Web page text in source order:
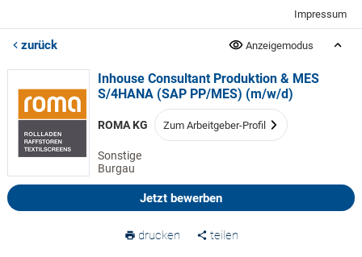
Impressum
zurück Anzeigemodus
Inhouse Consultant Produktion & MES
S/4HANA (SAP PP/MES) (m/w/d)
ROMA KG Zum Arbeitgeber-Profil
Sonstige
Burgau
Jetzt bewerben
drucken teilen